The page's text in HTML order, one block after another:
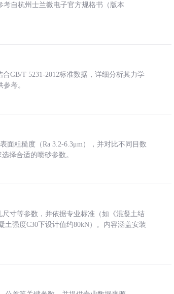
自杭州士兰微电子官方规格书（版本
GB/T 5231-2012标准数据，详细分析其力学
考。
面粗糙度（Ra 3.2-6.3μm），并对比不同目数
择合适的喷砂参数。
寸等参数，并依据专业标准（如《混凝土结
土强度C30下设计值约80kN）。内容涵盖安装